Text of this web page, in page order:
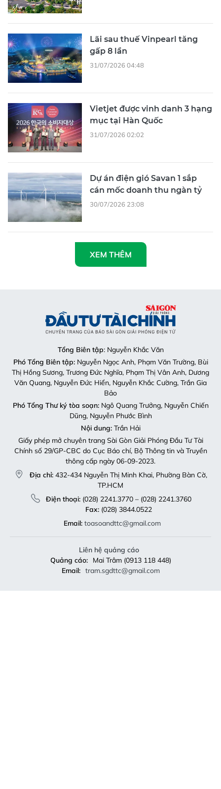
Lãi sau thuế Vinpearl tăng
gấp 8 lần
31/07/2026 04:48
Vietjet được vinh danh 3 hạng
mục tại Hàn Quốc
31/07/2026 02:02
Dự án điện gió Savan 1 sắp
cán mốc doanh thu ngàn tỷ
30/07/2026 23:08
XEM THÊM
Tổng Biên tập: Nguyễn Khắc Văn
Phó Tổng Biên tập:Nguyễn Ngọc Anh, Phạm Văn Trường, Bùi
Thị Hồng Sương, Trương Đức Nghĩa, Phạm Thị Vân Anh, Dương
Văn Quang, Nguyễn Đức Hiển, Nguyễn Khắc Cường, Trần Gia
Bảo
Phó Tổng Thư ký tòa soạn:Ngô Quang Trưởng, Nguyễn Chiến
Dũng, Nguyễn Phước Bình
Nội dung:Trần Hải
Giấy phép mở chuyên trang Sài Gòn Giải Phóng Đầu Tư Tài
Chính số 29/GP-CBC do Cục Báo chí, Bộ Thông tin và Truyền
thông cấp ngày 06-09-2023.
Địa chỉ: 432-434 Nguyễn Thị Minh Khai, Phường Bàn Cờ,
TP.HCM
Điện thoại:(028) 2241.3770 – (028) 2241.3760
Fax:(028) 3844.0522
Email: toasoandttc@gmail.com
Liên hệ quảng cáo
Quảng cáo:
Mai Trâm (0913 118 448)
Email: tram.sgdttc@gmail.com